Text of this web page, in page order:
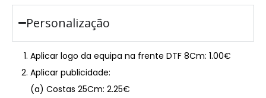
Personalização
Aplicar logo da equipa na frente DTF 8Cm: 1.00€
Aplicar publicidade:
(a) Costas 25Cm: 2.25€